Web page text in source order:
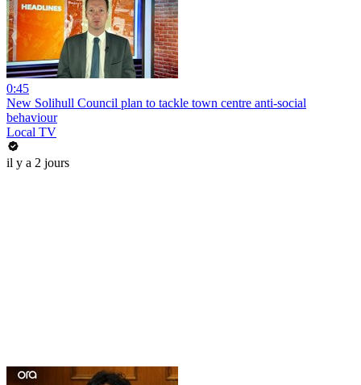
0:45
New Solihull Council plan to tackle town centre anti-social
behaviour
Local TV
il y a 2 jours